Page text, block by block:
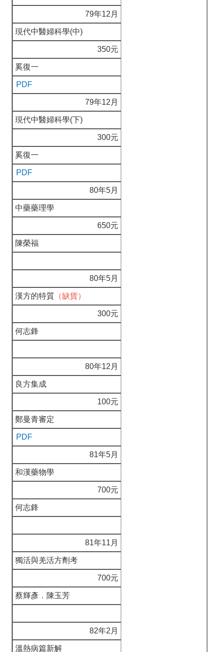
79年12月
現代中醫婦科學(中)
350元
奚復一
PDF
79年12月
現代中醫婦科學(下)
300元
奚復一
PDF
80年5月
中藥藥理學
650元
陳榮福
80年5月
漢方的特質 （缺貨）
300元
何志鋒
80年12月
良方集成
100元
鄭曼青審定
PDF
81年5月
和漢藥物學
700元
何志鋒
81年11月
獨活與羌活方劑考
700元
蔡輝彥．陳玉芳
82年2月
溫熱病篇新解